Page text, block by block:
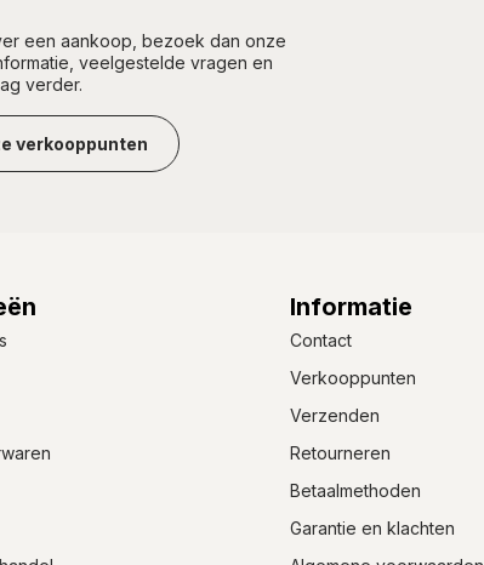
een aankoop, bezoek dan onze
veelgestelde vragen en
verder.
verkooppunten
Informatie
Contact
Verkooppunten
Verzenden
Retourneren
Betaalmethoden
Garantie en klachten